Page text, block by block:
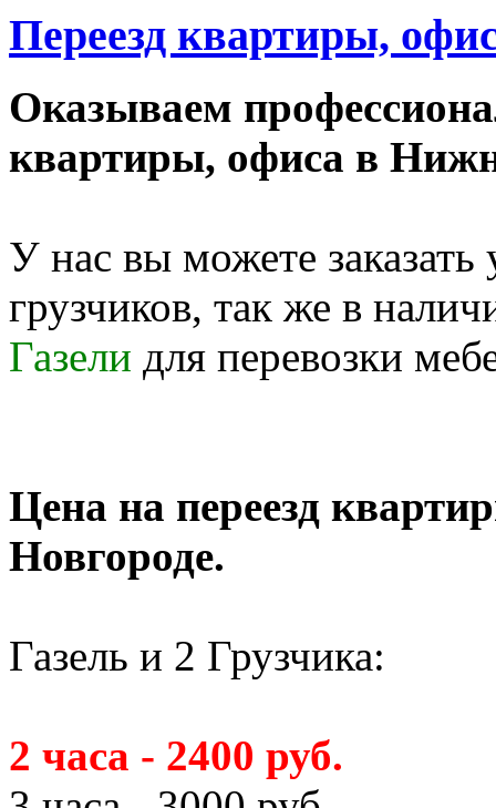
Переезд квартиры,
Оказываем
квартиры, офиса в
У нас вы можете
грузчиков, так же в
Газели для перевозки
Цена на переезд
Новгороде.
Газель и 2 Грузчика:
2 часа - 2400 руб.